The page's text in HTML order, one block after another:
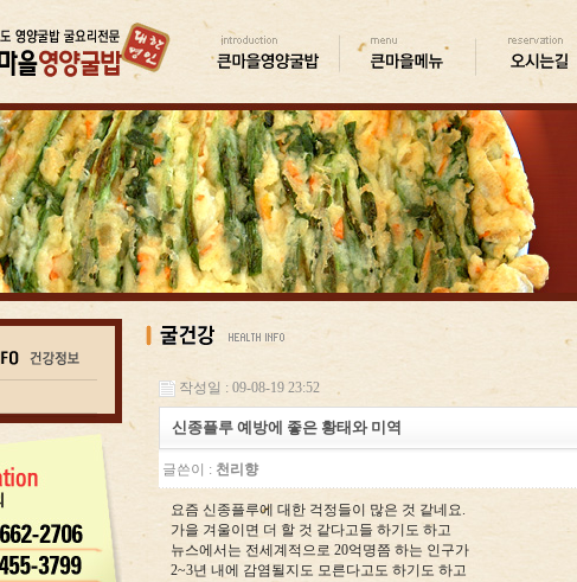
작성일 : 09-08-19 23:52
신종플루 예방에 좋은 황태와 미역
글쓴이 : 천리향
요즘 신종플루에 대한 걱정들이 많은 것 같네요.
가을 겨울이면 더 할 것 같다고들 하기도 하고
뉴스에서는 전세계적으로 20억명쯤 하는 인구가
2~3년 내에 감염될지도 모른다고도 하기도 하고